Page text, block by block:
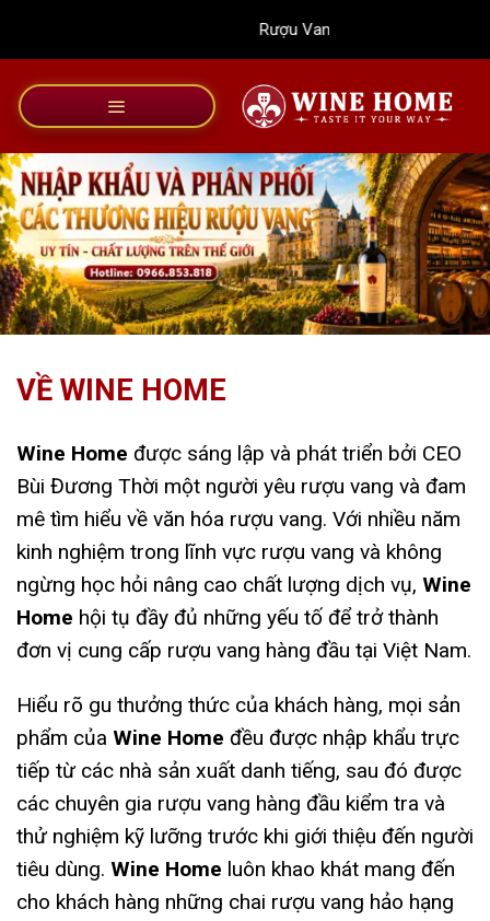
dung
Rượu Vang Wine Home
VỀ WINE HOME
Wine Home được sáng lập và phát triển bởi CEO
Bùi Đương Thời một người yêu rượu vang và đam
mê tìm hiểu về văn hóa rượu vang. Với nhiều năm
kinh nghiệm trong lĩnh vực rượu vang và không
ngừng học hỏi nâng cao chất lượng dịch vụ, Wine
Home hội tụ đầy đủ những yếu tố để trở thành
đơn vị cung cấp rượu vang hàng đầu tại Việt Nam.
Hiểu rõ gu thưởng thức của khách hàng, mọi sản
phẩm của Wine Home đều được nhập khẩu trực
tiếp từ các nhà sản xuất danh tiếng, sau đó được
các chuyên gia rượu vang hàng đầu kiểm tra và
thử nghiệm kỹ lưỡng trước khi giới thiệu đến người
tiêu dùng. Wine Home luôn khao khát mang đến
cho khách hàng những chai rượu vang hảo hạng